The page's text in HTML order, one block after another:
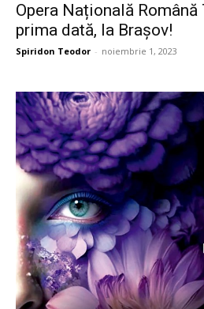
Opera Națională
prima dată, la Brașov!
Spiridon Teodor - noiembrie 1, 2023